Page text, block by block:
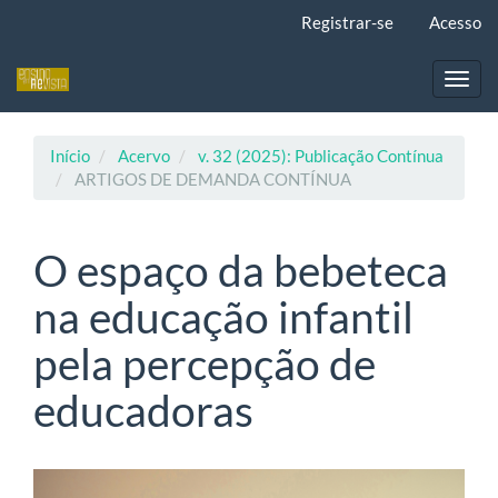
principal
Registrar-se Acesso
Início Acervo
v. 32 (2025): Publicação Contínua
ARTIGOS DE DEMANDA CONTÍNUA
O espaço da bebeteca
na educação infantil
pela percepção de
educadoras